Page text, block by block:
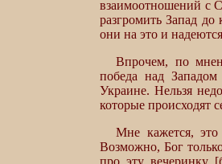
взаимоотношений с
разгромить Запад
они на это и
Впрочем, по
победа над
Украине. Нельзя
которые происходят
Мне кажется,
Возможно, Бог
про эту вечеринку